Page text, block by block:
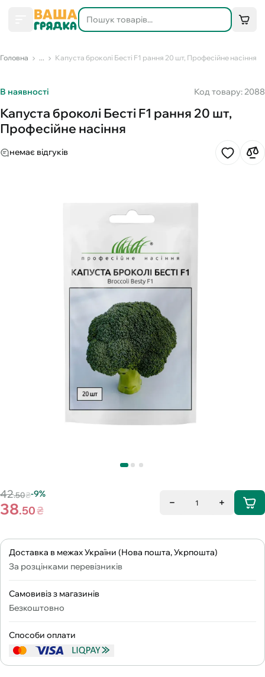
Головна ... Капуста броколі Бесті F1 рання 20 шт, Професійне насіння
В наявності Код товару: 2088
Капуста броколі Бесті F1 рання 20 шт,
Професійне насіння
немає відгуків
42.50₴-9%
38.50₴
1
Доставка в межах України (Нова пошта, Укрпошта)
За розцінками перевізників
Самовивіз з магазинів
Безкоштовно
Способи оплати